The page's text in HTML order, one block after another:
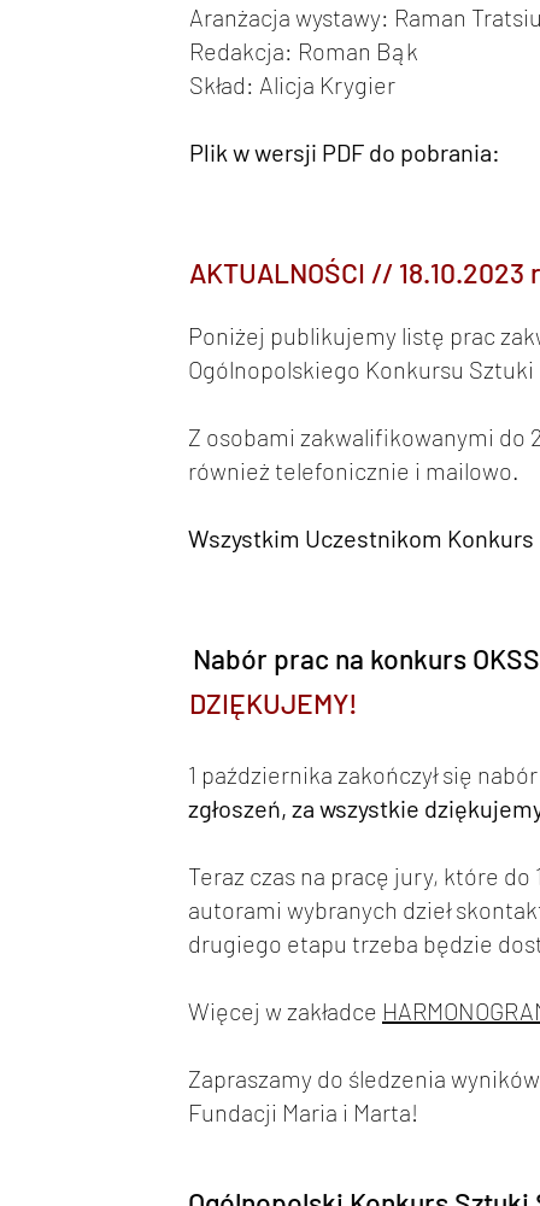
Aranżacja wystawy: Raman
Redakcja: Roman Bąk
Skład: Alicja Krygier
Plik w wersji PDF do pobrania:
AKTUALNOŚCI // 18.10.2023
Poniżej publikujemy listę prac
Ogólnopolskiego Konkursu Sztuki
Z osobami zakwalifikowanymi do
również telefonicznie i mailowo.
Wszystkim Uczestnikom Konkurs
Nabór prac na konkurs
DZIĘKUJEMY!
1 października zakończył się
zgłoszeń, za wszystkie
Teraz czas na pracę jury, które
autorami wybranych dzieł
drugiego etapu trzeba będzie
Więcej w zakładce
Zapraszamy do śledzenia
Fundacji Maria i Marta!